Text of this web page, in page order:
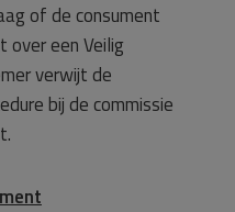
of de consument
over een Veilig
verwijt de
bij de commissie